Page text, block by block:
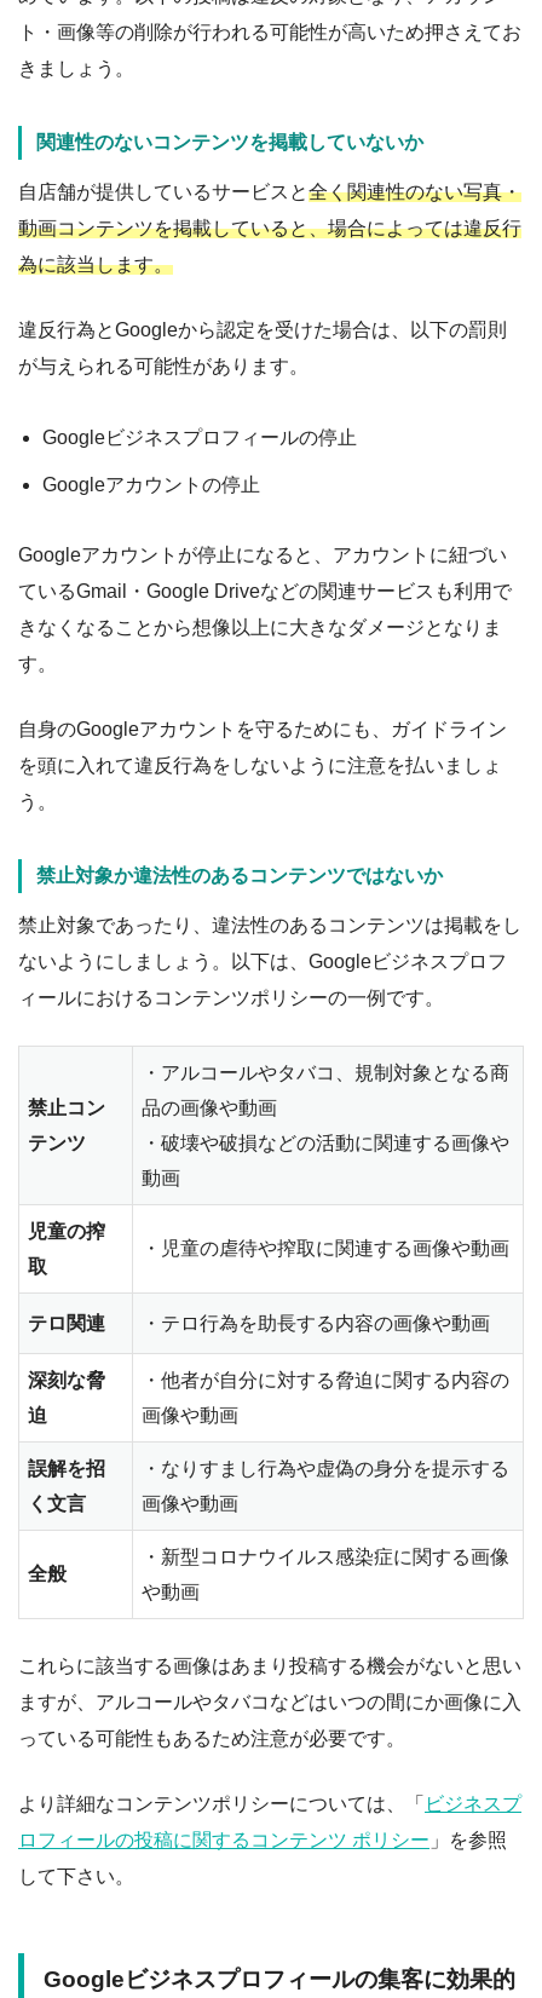
ト・画像等の削除が行われる可能性が高いため押さえてお
きましょう。
関連性のないコンテンツを掲載していないか
自店舗が提供しているサービスと全く関連性のない写真・
動画コンテンツを掲載していると、場合によっては違反行
為に該当します。
違反行為とGoogleから認定を受けた場合は、以下の罰則
が与えられる可能性があります。
Googleビジネスプロフィールの停止
Googleアカウントの停止
Googleアカウントが停止になると、アカウントに紐づい
ているGmail・Google Driveなどの関連サービスも利用で
きなくなることから想像以上に大きなダメージとなりま
す。
自身のGoogleアカウントを守るためにも、ガイドライン
を頭に入れて違反行為をしないように注意を払いましょ
う。
禁止対象か違法性のあるコンテンツではないか
禁止対象であったり、違法性のあるコンテンツは掲載をし
ないようにしましょう。以下は、Googleビジネスプロフ
ィールにおけるコンテンツポリシーの一例です。
禁止コン
テンツ
・アルコールやタバコ、規制対象となる商
品の画像や動画
・破壊や破損などの活動に関連する画像や
動画
児童の搾
取
・児童の虐待や搾取に関連する画像や動画
テロ関連 ・テロ行為を助長する内容の画像や動画
深刻な脅
迫
・他者が自分に対する脅迫に関する内容の
画像や動画
誤解を招
く文言
・なりすまし行為や虚偽の身分を提示する
画像や動画
全般
・新型コロナウイルス感染症に関する画像
や動画
これらに該当する画像はあまり投稿する機会がないと思い
ますが、アルコールやタバコなどはいつの間にか画像に入
っている可能性もあるため注意が必要です。
より詳細なコンテンツポリシーについては、「 ビジネスプ
ロフィールの投稿に関するコンテンツ ポリシー 」を参照
して下さい。
Googleビジネスプロフィールの集客に効果的